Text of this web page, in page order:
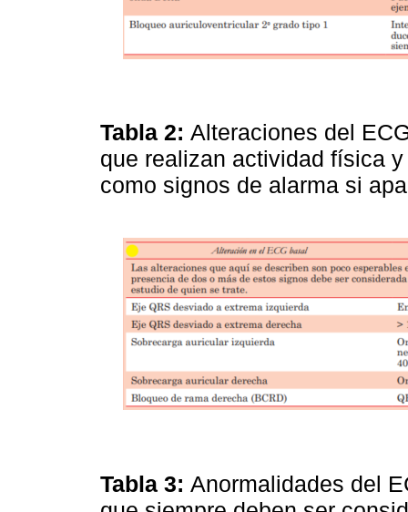
Tabla 2: Alteraciones del
que realizan actividad física
como signos de alarma si
Tabla 3: Anormalidades del